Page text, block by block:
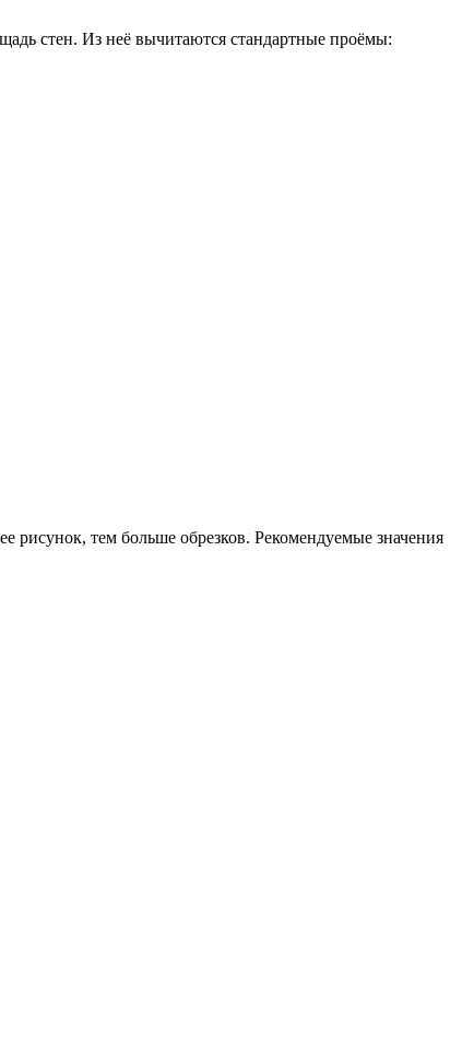
стен. Из неё вычитаются стандартные проёмы:
тем больше обрезков. Рекомендуемые значения